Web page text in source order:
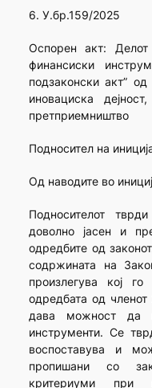
6. У.бр.159/2025
Оспорен акт:
финансиски
подзаконски акт”
иновациска
претприемништво
Подносител на
Од наводите во
Подносителот
доволно јасен и
одредбите од
содржината на
произлегува кој
одредбата од
дава можност да
инструменти. Се
воспоставува и
пропишани со
критериуми при